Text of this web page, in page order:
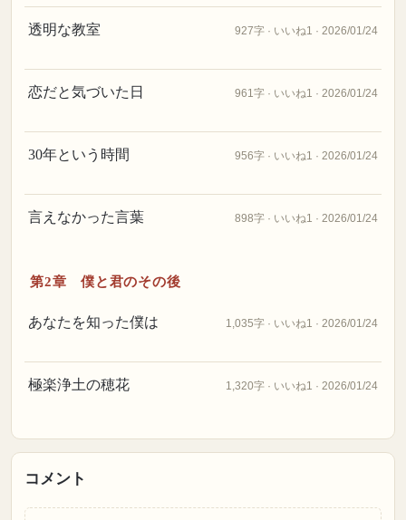
透明な教室 927字 · いいね1 · 2026/01/24
恋だと気づいた日 961字 · いいね1 · 2026/01/24
30年という時間 956字 · いいね1 · 2026/01/24
言えなかった言葉 898字 · いいね1 · 2026/01/24
第2章 僕と君のその後
あなたを知った僕は 1,035字 · いいね1 · 2026/01/24
極楽浄土の穂花 1,320字 · いいね1 · 2026/01/24
コメント